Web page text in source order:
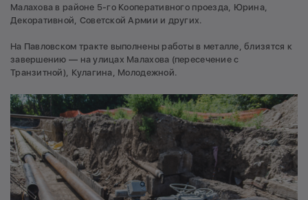
Малахова в районе 5-го Кооперативного проезда, Юрина,
Декоративной, Советской Армии и других.
На Павловском тракте выполнены работы в металле, близятся к
завершению — на улицах Малахова (пересечение с
Транзитной), Кулагина, Молодежной.